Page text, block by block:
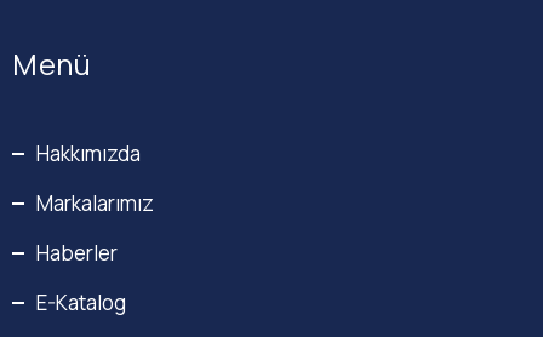
Menü
Hakkımızda
Markalarımız
Haberler
E-Katalog